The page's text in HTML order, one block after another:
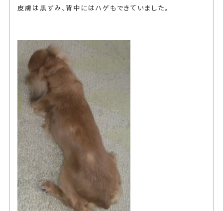
皮膚は黒ずみ、背中にはハゲもできていました。